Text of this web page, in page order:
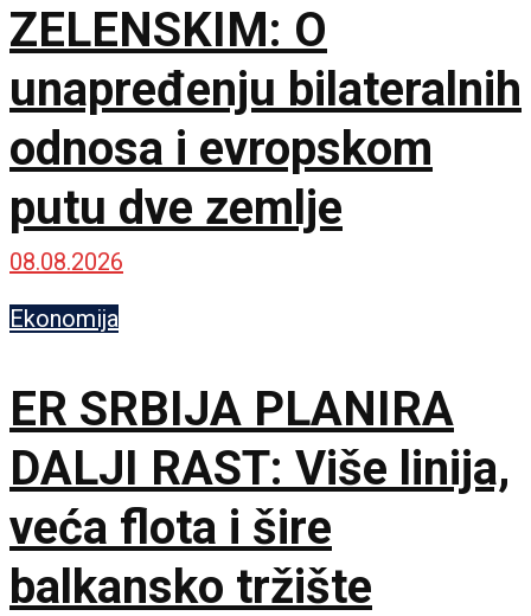
ZELENSKIM: O
unapređenju bilateralnih
odnosa i evropskom
putu dve zemlje
08.08.2026
Ekonomija
ER SRBIJA PLANIRA
DALJI RAST: Više linija,
veća flota i šire
balkansko tržište